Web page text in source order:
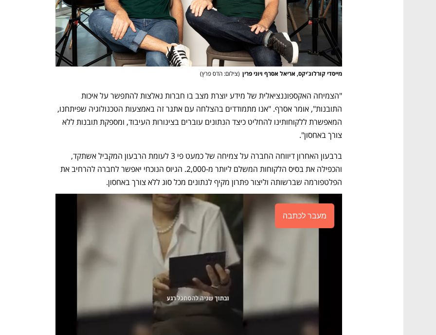
מייסדי קורלוג'יקס, אריאל אסרף ויוני פרין (צילום: הדס פרץ)
צורך באחסון".
הפלטפורמה שברשותה וליצור פתרון מקיף לנתונים מכל סוג ללא צורך באחסון.
מעבר לכתבה